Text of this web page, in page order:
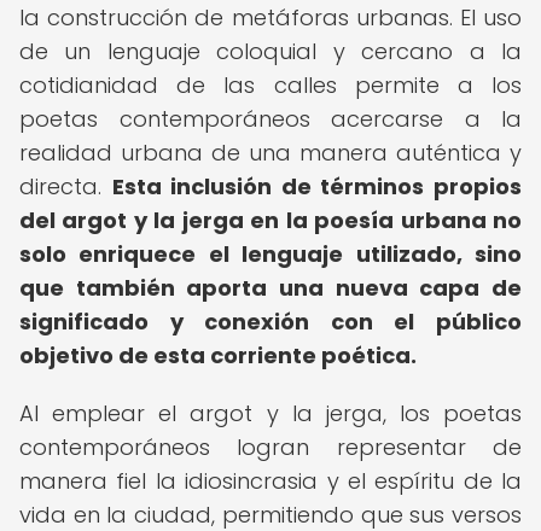
la construcción de metáforas urbanas. El uso
de un lenguaje coloquial y cercano a la
cotidianidad de las calles permite a los
poetas contemporáneos acercarse a la
realidad urbana de una manera auténtica y
directa. Esta inclusión de términos propios
del argot y la jerga en la poesía urbana no
solo enriquece el lenguaje utilizado, sino
que también aporta una nueva capa de
significado y conexión con el público
objetivo de esta corriente poética.
Al emplear el argot y la jerga, los poetas
contemporáneos logran representar de
manera fiel la idiosincrasia y el espíritu de la
vida en la ciudad, permitiendo que sus versos